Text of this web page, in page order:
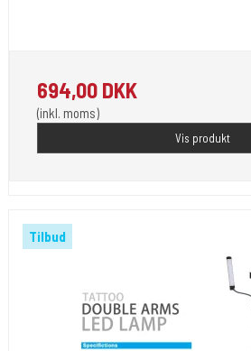
694,00 DKK
(inkl. moms)
Vis produkt
Tilbud